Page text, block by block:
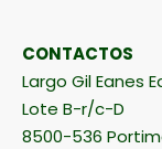
CONTACTOS
Largo Gil Eanes
Lote B-r/c-D
8500-536